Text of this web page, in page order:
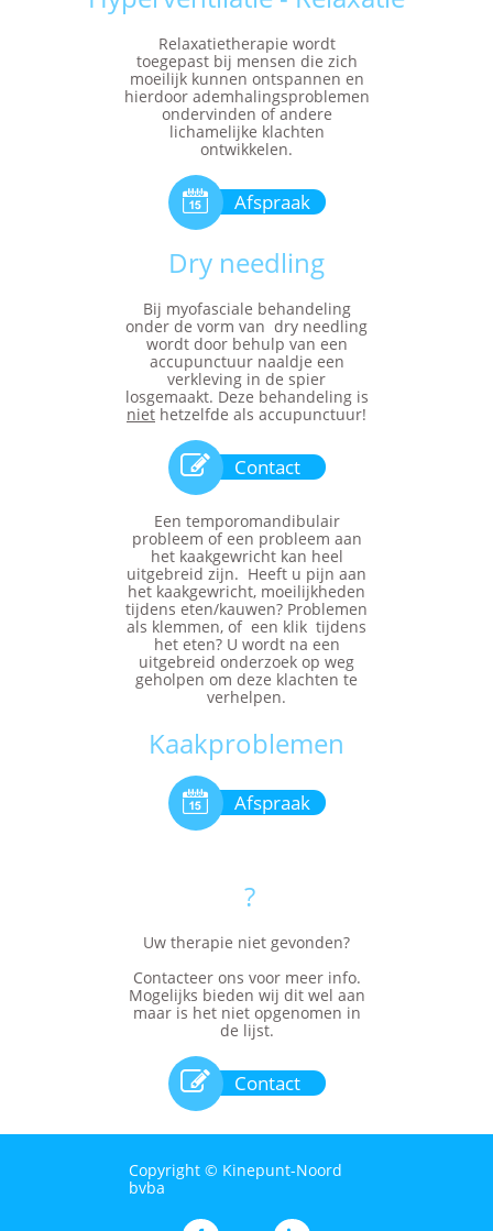
Relaxatietherapie wordt
toegepast bij mensen die zich
moeilijk kunnen ontspannen en
hierdoor ademhalingsproblemen
ondervinden of andere
lichamelijke klachten
ontwikkelen.
Afspraak

Dry needling
Bij myofasciale behandeling
onder de vorm van dry needling
wordt door behulp van een
accupunctuur naaldje een
verkleving in de spier
losgemaakt. Deze behandeling is
niet hetzelfde als accupunctuur!
Contact

Een temporomandibulair
probleem of een probleem aan
het kaakgewricht kan heel
uitgebreid zijn. Heeft u pijn aan
het kaakgewricht, moeilijkheden
tijdens eten/kauwen? Problemen
als klemmen, of een klik tijdens
het eten? U wordt na een
uitgebreid onderzoek op weg
geholpen om deze klachten te
verhelpen.
Kaakproblemen
Afspraak

?
Uw therapie niet gevonden?
Contacteer ons voor meer info.
Mogelijks bieden wij dit wel aan
maar is het niet opgenomen in
de lijst.
Contact

Copyright © Kinepunt-Noord
bvba